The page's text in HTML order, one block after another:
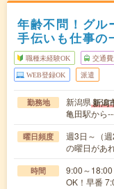
年齢不問！グル
手伝いも仕事の
職種未経験OK 交通
WEB登録OK 派遣
勤務地 新潟県新潟
亀田駅から
曜日頻度
週3日～（
の曜日があ
時間
9:00～
OK！早番